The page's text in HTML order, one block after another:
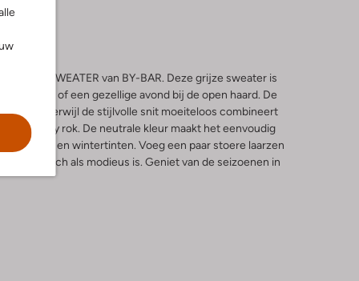
SWEATER van BY-BAR. Deze grijze sweater is
het park of een gezellige avond bij de open haard. De
terwijl de stijlvolle snit moeiteloos combineert
corduroy rok. De neutrale kleur maakt het eenvoudig
herfst- en wintertinten. Voeg een paar stoere laarzen
praktisch als modieus is. Geniet van de seizoenen in